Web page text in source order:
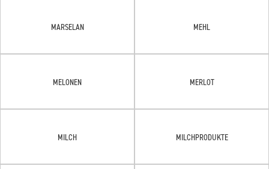
MARSELAN MEHL
MELONEN MERLOT
MILCH MILCHPRODUKTE